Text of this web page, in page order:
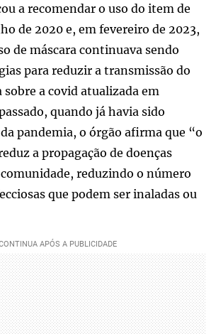
a recomendar o uso do item de
de 2020 e, em fevereiro de 2023,
de máscara continuava sendo
para reduzir a transmissão do
sobre a covid atualizada em
quando já havia sido
pandemia, o órgão afirma que “o
a propagação de doenças
reduzindo o número
que podem ser inaladas ou